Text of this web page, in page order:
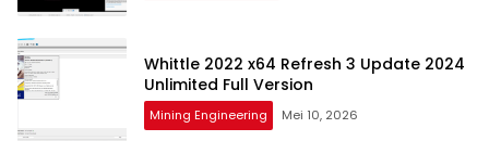
Whittle 2022 x64 Refresh 3 Update 2024
Unlimited Full Version
Mining Engineering Mei 10, 2026